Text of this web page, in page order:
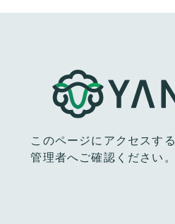
このページにアクセスす
管理者へご確認ください。